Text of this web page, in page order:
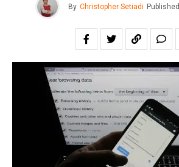
By Christopher Setiadi Published